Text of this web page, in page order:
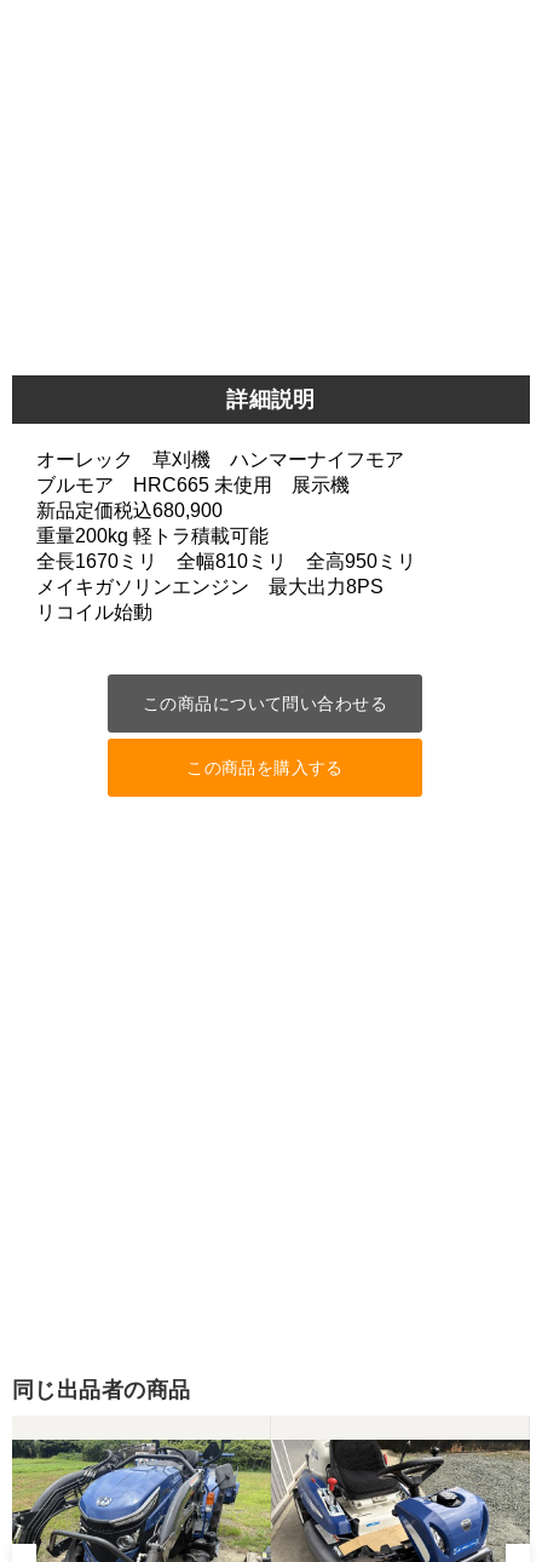
詳細説明
オーレック 草刈機 ハンマーナイフモア
ブルモア HRC665 未使用 展示機
新品定価税込680,900
重量200kg 軽トラ積載可能
全長1670ミリ 全幅810ミリ 全高950ミリ
メイキガソリンエンジン 最大出力8PS
リコイル始動
この商品について問い合わせる
この商品を購入する
同じ出品者の商品